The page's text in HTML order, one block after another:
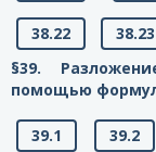
38.22
38.23
§39.
помощью
39.1 39.2